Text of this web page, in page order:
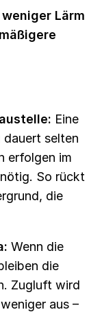
weniger Lärm
Eine
dauert selten
erfolgen im
So rückt
die
Wenn die
die
Zugluft wird
aus –